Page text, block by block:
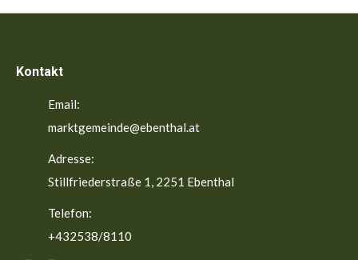
Kontakt
Email:
marktgemeinde@ebenthal.at
Adresse:
Stillfriederstraße 1, 2251 Ebenthal
Telefon:
+432538/8110